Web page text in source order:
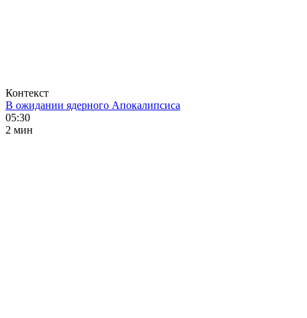
Контекст
В ожидании ядерного Апокалипсиса
05:30
2 мин